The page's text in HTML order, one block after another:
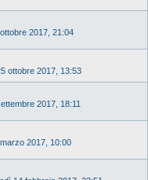
2017, 21:04
ottobre 2017, 13:53
2017, 18:11
2017, 10:00